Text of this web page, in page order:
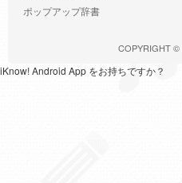
ポップアップ辞書
COPYRIGHT ©
iKnow! Android App をお持ちですか？